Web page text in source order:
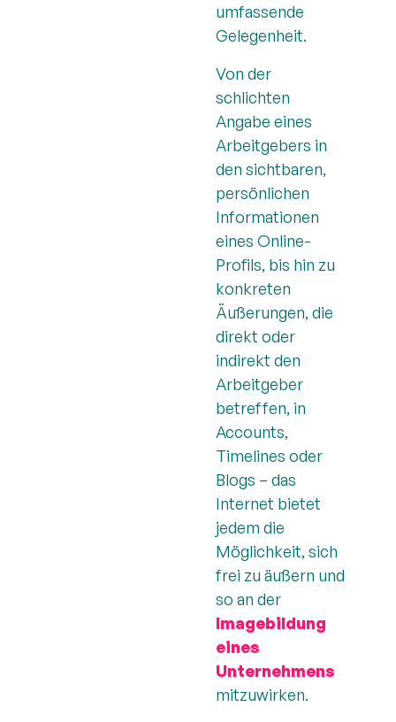
umfassende
Gelegenheit.
Von der
schlichten
Angabe eines
Arbeitgebers in
den sichtbaren,
persönlichen
Informationen
eines Online-
Profils, bis hin zu
konkreten
Äußerungen, die
direkt oder
indirekt den
Arbeitgeber
betreffen, in
Accounts,
Timelines oder
Blogs – das
Internet bietet
jedem die
Möglichkeit, sich
frei zu äußern und
so an der
Imagebildung
eines
Unternehmens
mitzuwirken.